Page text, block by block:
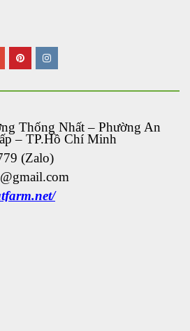
Thống Nhất – Phường An
– TP.Hồ Chí Minh
(Zalo)